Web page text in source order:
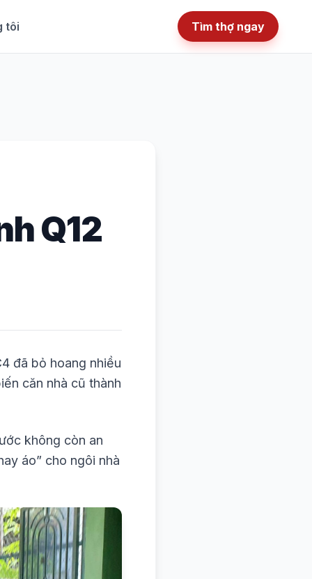
tôi Tìm thợ ngay
Q12
đã bỏ hoang nhiều
căn nhà cũ thành
không còn an
áo” cho ngôi nhà